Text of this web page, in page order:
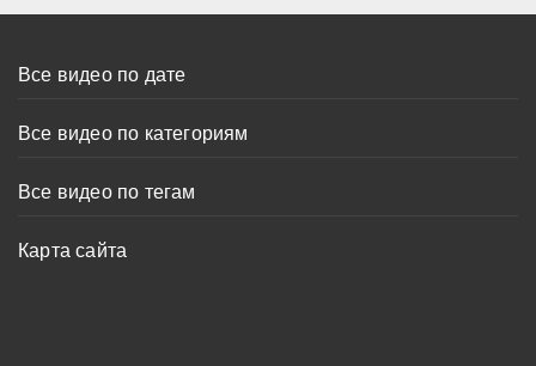
Все видео по дате
Все видео по категориям
Все видео по тегам
Карта сайта